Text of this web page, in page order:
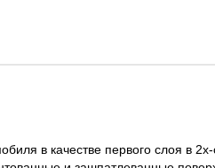
в качестве первого слоя в